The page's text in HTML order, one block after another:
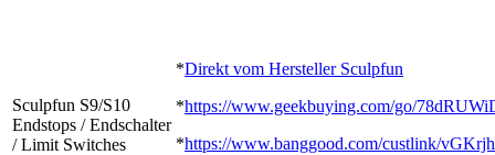
Sculpfun S9/S10
Endstops / Endschalter
/ Limit Switches
*Direkt vom Hersteller Sculpfun
*https://www.geekbuying.com/go/
*https://www.banggood.com/custlink/